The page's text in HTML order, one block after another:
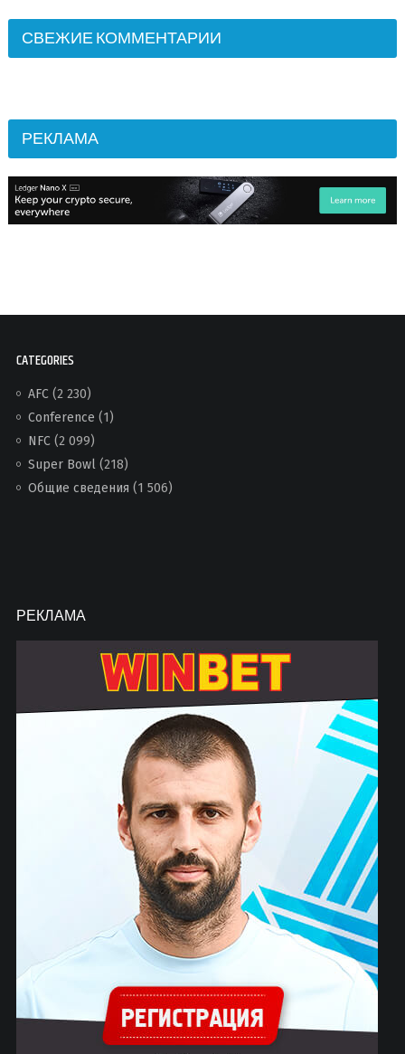
СВЕЖИЕ КОММЕНТАРИИ
РЕКЛАМА
CATEGORIES
AFC(2 230)
Conference (1)
NFC(2 099)
Super Bowl(218)
Общие сведения (1 506)
РЕКЛАМА